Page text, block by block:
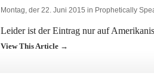
Montag, der 22. Juni 2015 in Prophetically
Leider ist der Eintrag nur auf
View This Article →